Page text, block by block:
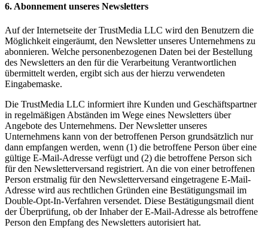
6. Abonnement unseres Newsletters
Auf der Internetseite der TrustMedia LLC wird den Benutzern die
Möglichkeit eingeräumt, den Newsletter unseres Unternehmens zu
abonnieren. Welche personenbezogenen Daten bei der Bestellung
des Newsletters an den für die Verarbeitung Verantwortlichen
übermittelt werden, ergibt sich aus der hierzu verwendeten
Eingabemaske.
Die TrustMedia LLC informiert ihre Kunden und Geschäftspartner
in regelmäßigen Abständen im Wege eines Newsletters über
Angebote des Unternehmens. Der Newsletter unseres
Unternehmens kann von der betroffenen Person grundsätzlich nur
dann empfangen werden, wenn (1) die betroffene Person über eine
gültige E-Mail-Adresse verfügt und (2) die betroffene Person sich
für den Newsletterversand registriert. An die von einer betroffenen
Person erstmalig für den Newsletterversand eingetragene E-Mail-
Adresse wird aus rechtlichen Gründen eine Bestätigungsmail im
Double-Opt-In-Verfahren versendet. Diese Bestätigungsmail dient
der Überprüfung, ob der Inhaber der E-Mail-Adresse als betroffene
Person den Empfang des Newsletters autorisiert hat.